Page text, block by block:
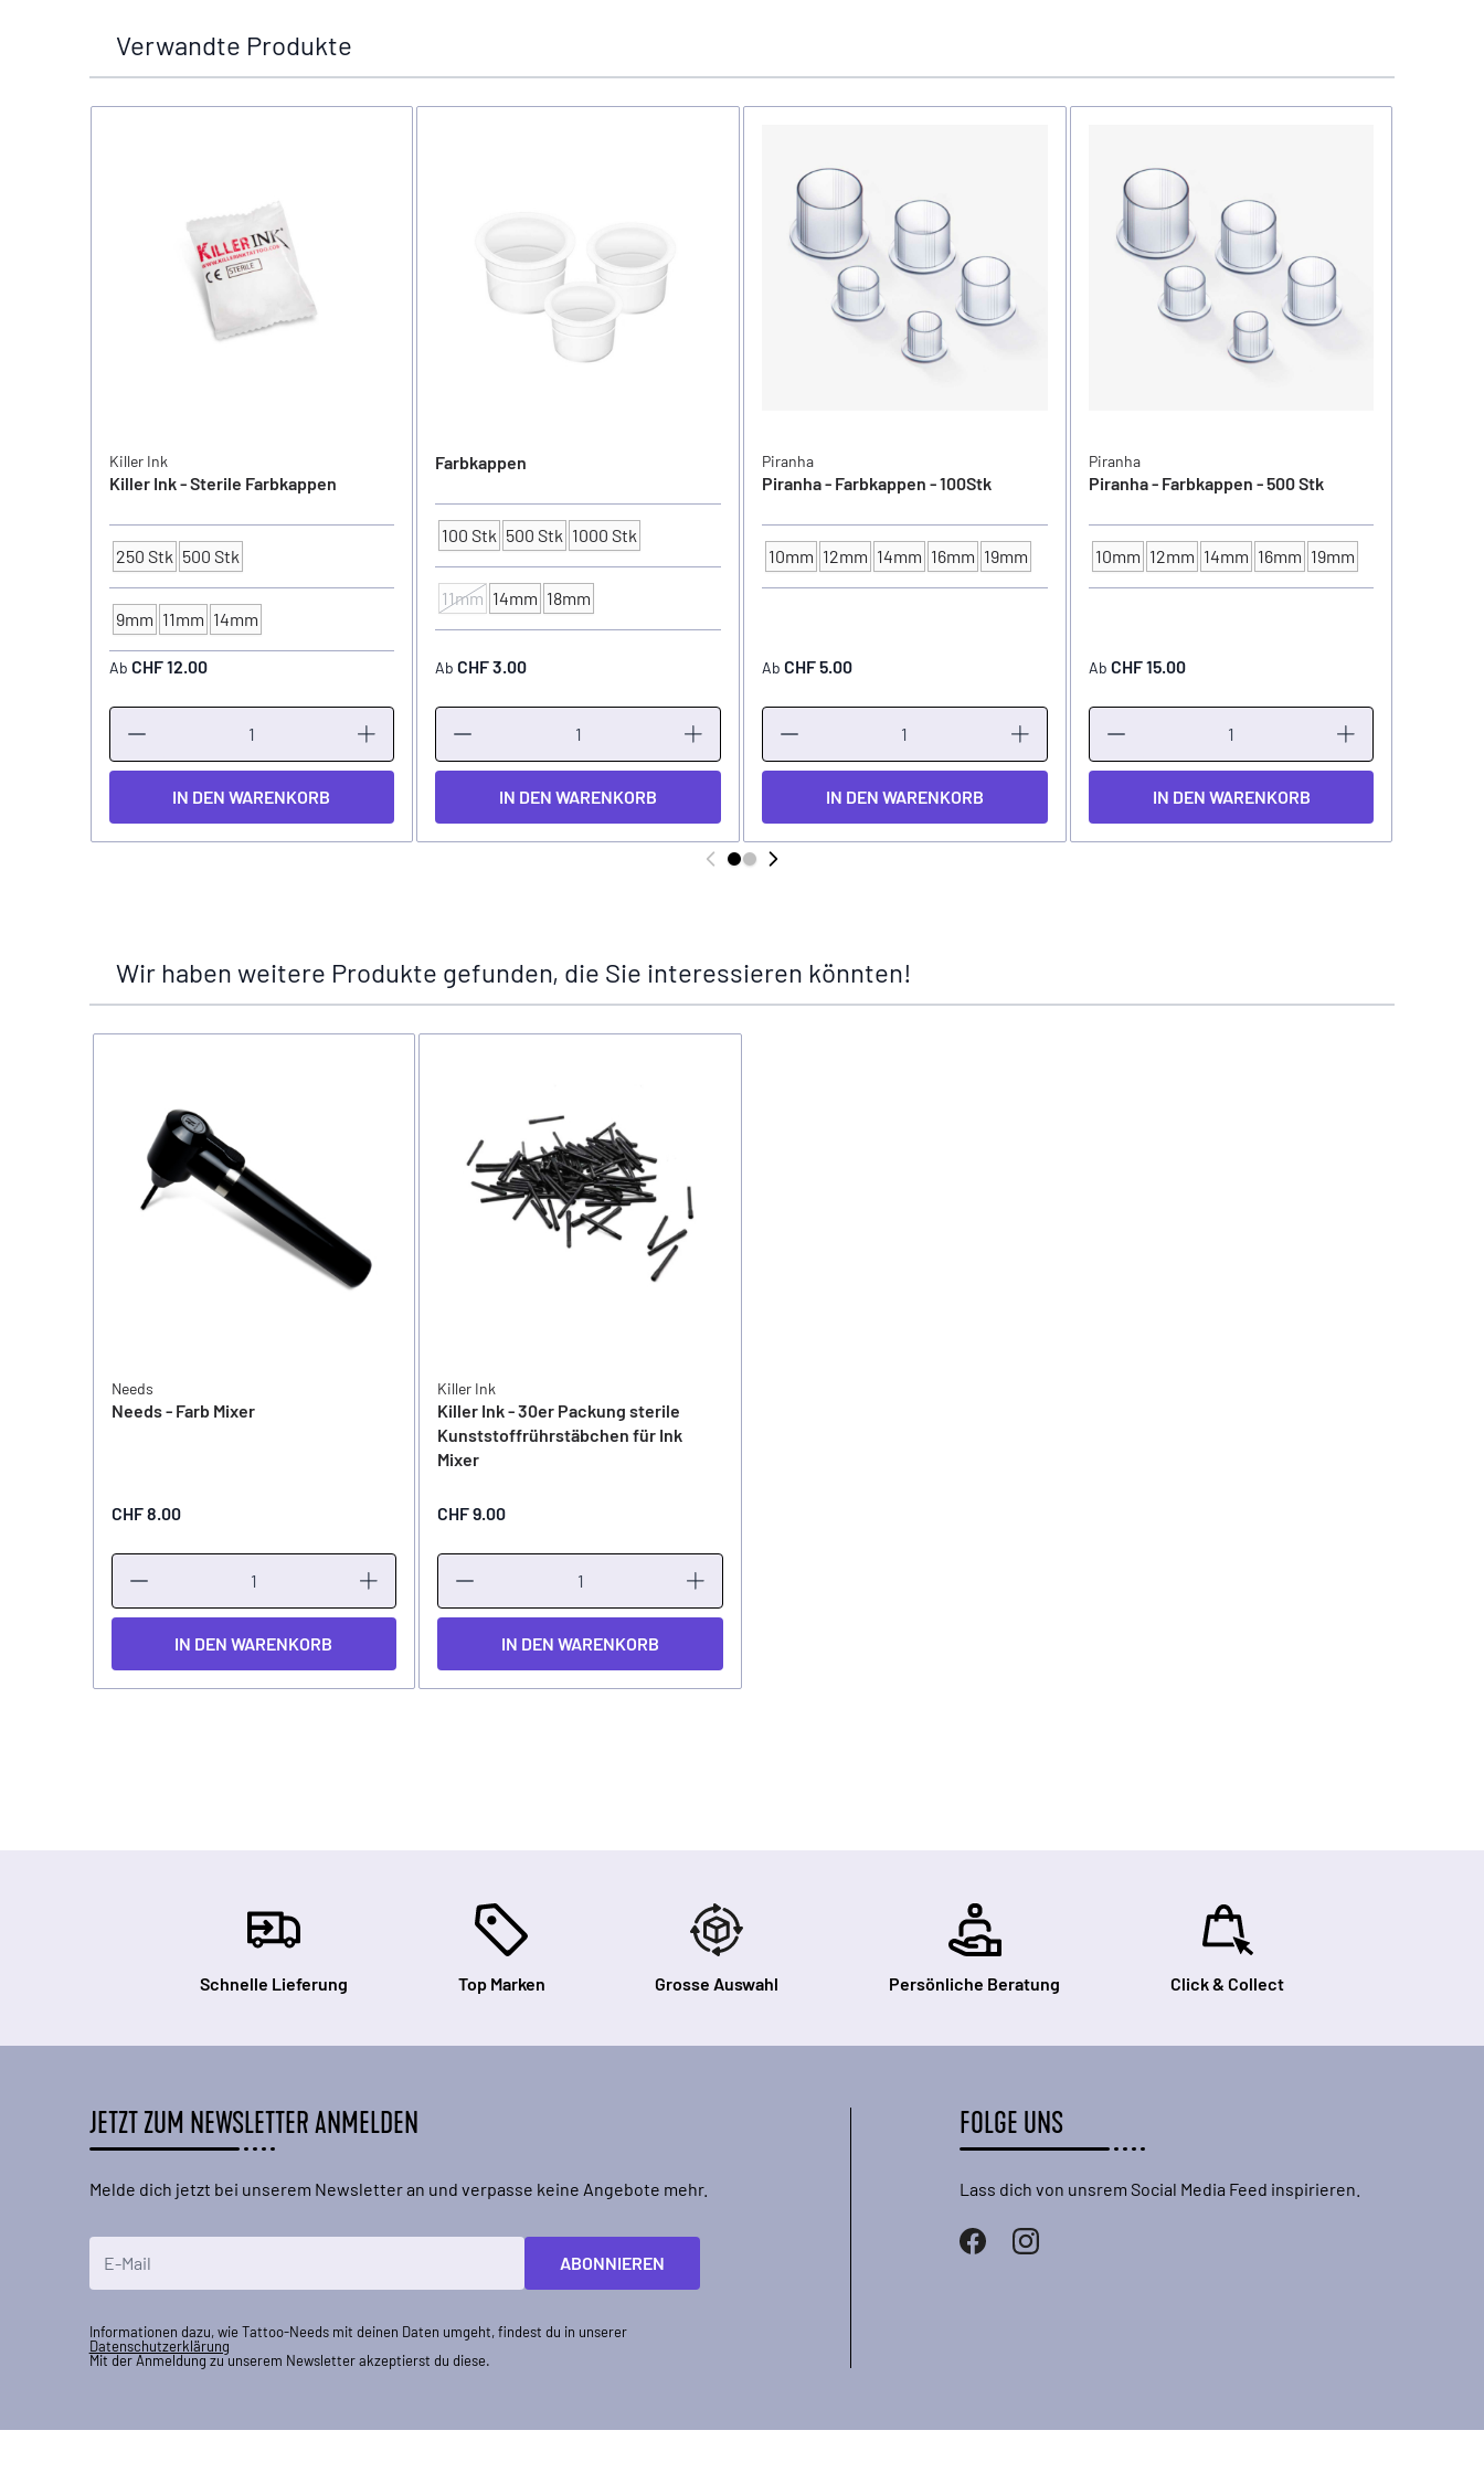
Verwandte Produkte
Killer Ink
Killer Ink - Sterile Farbkappen
Verpackungseinheit
250 Stk 500 Stk
FARBKAPPEN - Ø
9mm 11mm 14mm
Ab CHF 12.00
IN DEN WARENKORB
Farbkappen
Verpackungseinheit
100 Stk 500 Stk 1000 Stk
FARBKAPPEN - Ø
11mm 14mm 18mm
Ab CHF 3.00
IN DEN WARENKORB
Piranha
Piranha - Farbkappen - 100Stk
FARBKAPPEN - Ø
10mm 12mm 14mm 16mm 19mm
Ab CHF 5.00
IN DEN WARENKORB
Piranha
Piranha - Farbkappen - 500 Stk
FARBKAPPEN - Ø
10mm 12mm 14mm 16mm 19mm
Ab CHF 15.00
IN DEN WARENKORB
Wir haben weitere Produkte gefunden, die Sie interessieren könnten!
Needs
Needs - Farb Mixer
CHF 8.00
IN DEN WARENKORB
Killer Ink
Killer Ink - 30er Packung sterile
Kunststoffrührstäbchen für Ink
Mixer
CHF 9.00
IN DEN WARENKORB
Schnelle Lieferung Top Marken Grosse Auswahl Persönliche Beratung Click & Collect
JETZT ZUM NEWSLETTER ANMELDEN
Melde dich jetzt bei unserem Newsletter an und verpasse keine Angebote mehr.
ABONNIEREN
Informationen dazu, wie Tattoo-Needs mit deinen Daten umgeht, findest du in unserer
Datenschutzerklärung
Mit der Anmeldung zu unserem Newsletter akzeptierst du diese.
FOLGE UNS
Lass dich von unsrem Social Media Feed inspirieren.